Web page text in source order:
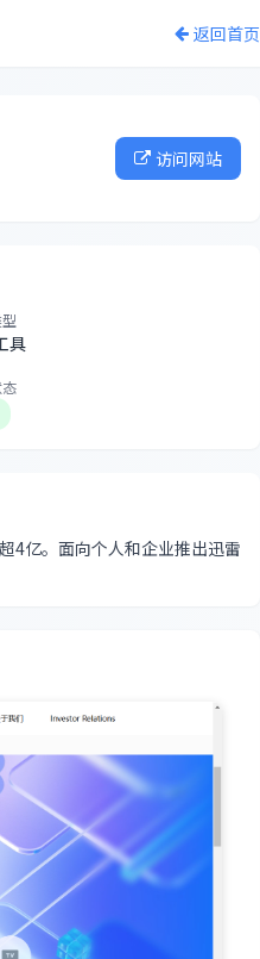
返回首页
访问网站
具
4亿。面向个人和企业推出迅雷